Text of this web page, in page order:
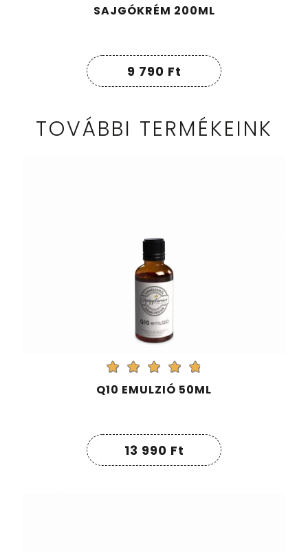
SAJGÓKRÉM 200ML
9 790 Ft
TOVÁBBI TERMÉKEINK
Q10 EMULZIÓ 50ML
13 990 Ft